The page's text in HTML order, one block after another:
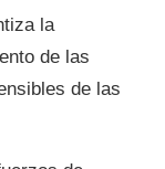
la
de las
de las